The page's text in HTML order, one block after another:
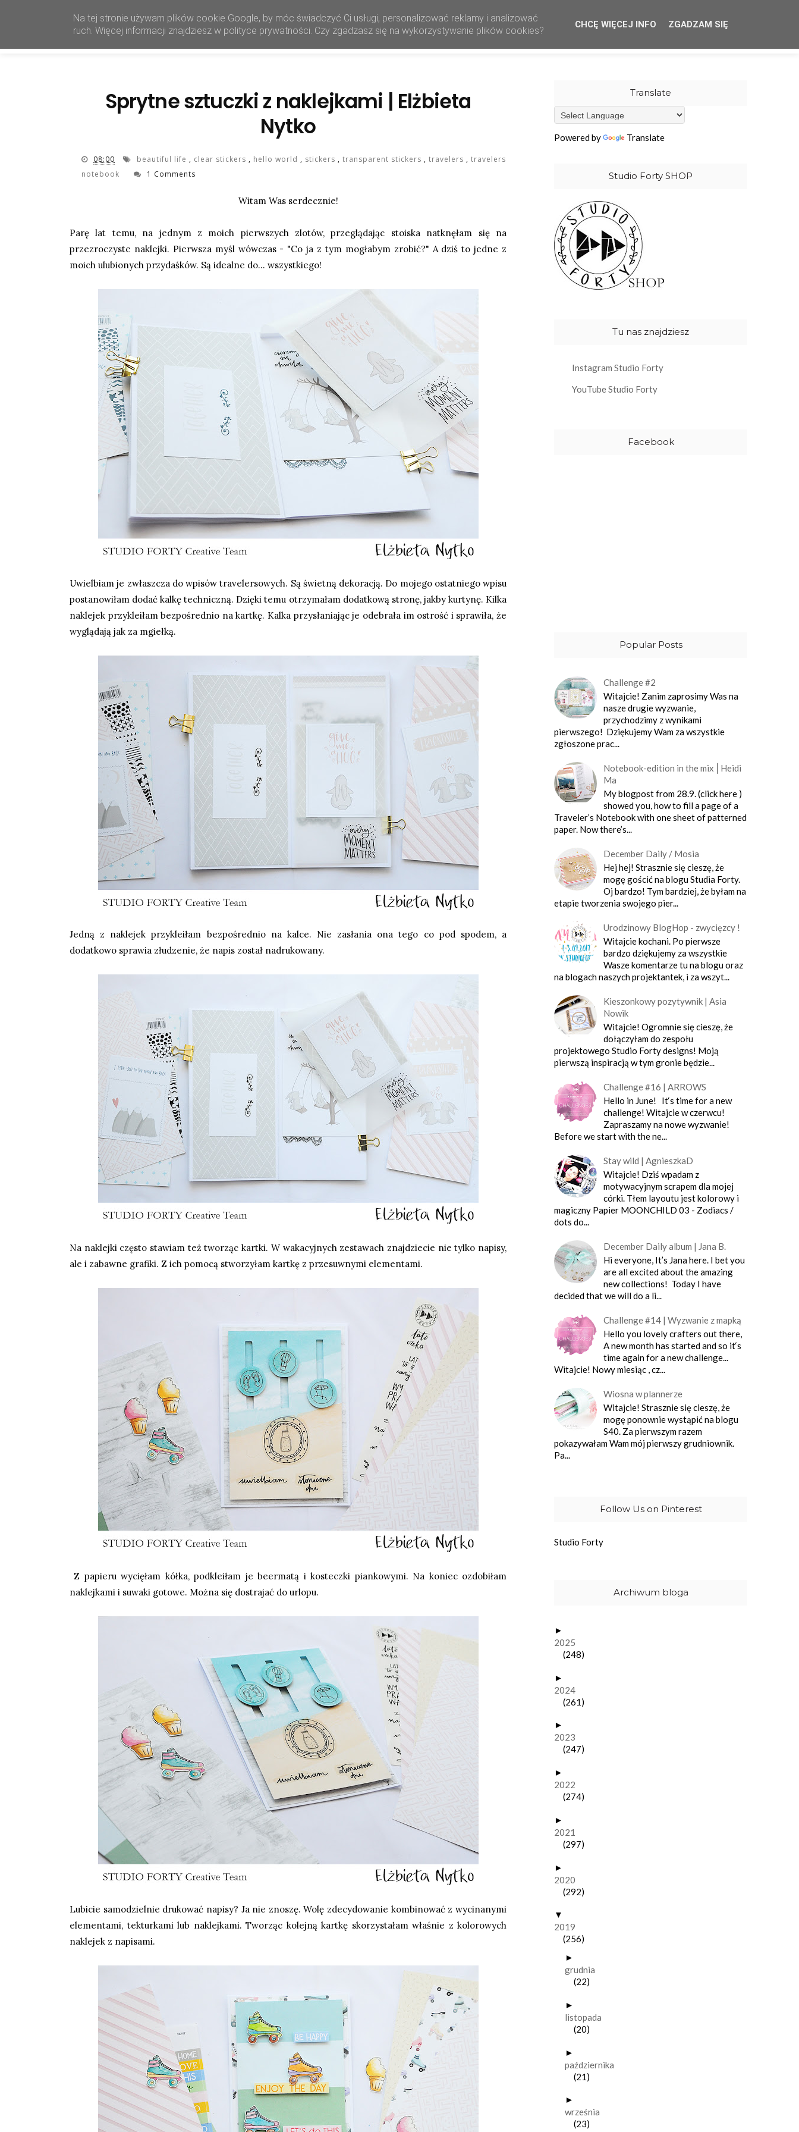
HOME SHOP CREATIVE TEAM WHOLESALE OUR STAMPS
Sprytne sztuczki z naklejkami | Elżbieta
Nytko
08:00 beautiful life , clear stickers , hello world , stickers , transparent stickers , travelers , travelers
notebook
1 Comments
Witam Was serdecznie!
Parę lat temu, na jednym z moich pierwszych zlotów, przeglądając stoiska natknęłam się na
przezroczyste naklejki. Pierwsza myśl wówczas - "Co ja z tym mogłabym zrobić?" A dziś to jedne z
moich ulubionych przydaśków. Są idealne do... wszystkiego!
Uwielbiam je zwłaszcza do wpisów travelersowych. Są świetną dekoracją. Do mojego ostatniego wpisu
postanowiłam dodać kalkę techniczną. Dzięki temu otrzymałam dodatkową stronę, jakby kurtynę. Kilka
naklejek przykleiłam bezpośrednio na kartkę. Kalka przysłaniając je odebrała im ostrość i sprawiła, że
wyglądają jak za mgiełką.
Jedną z naklejek przykleiłam bezpośrednio na kalce. Nie zasłania ona tego co pod spodem, a
dodatkowo sprawia złudzenie, że napis został nadrukowany.
Na naklejki często stawiam też tworząc kartki. W wakacyjnych zestawach znajdziecie nie tylko napisy,
ale i zabawne grafiki. Z ich pomocą stworzyłam kartkę z przesuwnymi elementami.
Z papieru wycięłam kółka, podkleiłam je beermatą i kosteczki piankowymi. Na koniec ozdobiłam
naklejkami i suwaki gotowe. Można się dostrajać do urlopu.
Lubicie samodzielnie drukować napisy? Ja nie znoszę. Wolę zdecydowanie kombinować z wycinanymi
elementami, tekturkami lub naklejkami. Tworząc kolejną kartkę skorzystałam właśnie z kolorowych
naklejek z napisami.
Translate
Powered by Translate
Studio Forty SHOP
Tu nas znajdziesz
Instagram Studio Forty
YouTube Studio Forty
Facebook
Popular Posts
Challenge #2
Witajcie! Zanim zaprosimy Was na
nasze drugie wyzwanie,
przychodzimy z wynikami
pierwszego! Dziękujemy Wam za wszystkie
zgłoszone prac...
Notebook-edition in the mix⎪Heidi
Ma
My blogpost from 28.9. (click here )
showed you, how to fill a page of a
Traveler’s Notebook with one sheet of patterned
paper. Now there’s...
December Daily / Mosia
Hej hej! Strasznie się cieszę, że
mogę gościć na blogu Studia Forty.
Oj bardzo! Tym bardziej, że byłam na
etapie tworzenia swojego pier...
Urodzinowy BlogHop - zwycięzcy !
Witajcie kochani. Po pierwsze
bardzo dziękujemy za wszystkie
Wasze komentarze tu na blogu oraz
na blogach naszych projektantek, i za wszyt...
Kieszonkowy pozytywnik | Asia
Nowik
Witajcie! Ogromnie się cieszę, że
dołączyłam do zespołu
projektowego Studio Forty designs! Moją
pierwszą inspiracją w tym gronie będzie...
Challenge #16 | ARROWS
Hello in June! It‘s time for a new
challenge! Witajcie w czerwcu!
Zapraszamy na nowe wyzwanie!
Before we start with the ne...
Stay wild | AgnieszkaD
Witajcie! Dziś wpadam z
motywacyjnym scrapem dla mojej
córki. Tłem layoutu jest kolorowy i
magiczny Papier MOONCHILD 03 - Zodiacs /
dots do...
December Daily album | Jana B.
Hi everyone, It’s Jana here. I bet you
are all excited about the amazing
new collections! Today I have
decided that we will do a li...
Challenge #14 | Wyzwanie z mapką
Hello you lovely crafters out there,
A new month has started and so it‘s
time again for a new challenge...
Witajcie! Nowy miesiąc , cz...
Wiosna w plannerze
Witajcie! Strasznie się cieszę, że
mogę ponownie wystąpić na blogu
S40. Za pierwszym razem
pokazywałam Wam mój pierwszy grudniownik.
Pa...
Follow Us on Pinterest
Studio Forty
Archiwum bloga
►
2025
(248)
►
2024
(261)
►
2023
(247)
►
2022
(274)
►
2021
(297)
►
2020
(292)
▼
2019
(256)
►
grudnia
(22)
►
listopada
(20)
►
października
(21)
►
września
(23)
Na tej stronie używam plików cookie Google, by móc świadczyć Ci usługi, personalizować reklamy i analizować
ruch. Więcej informacji znajdziesz w polityce prywatności. Czy zgadzasz się na wykorzystywanie plików cookies?
CHCĘ WIĘCEJ INFO ZGADZAM SIĘ